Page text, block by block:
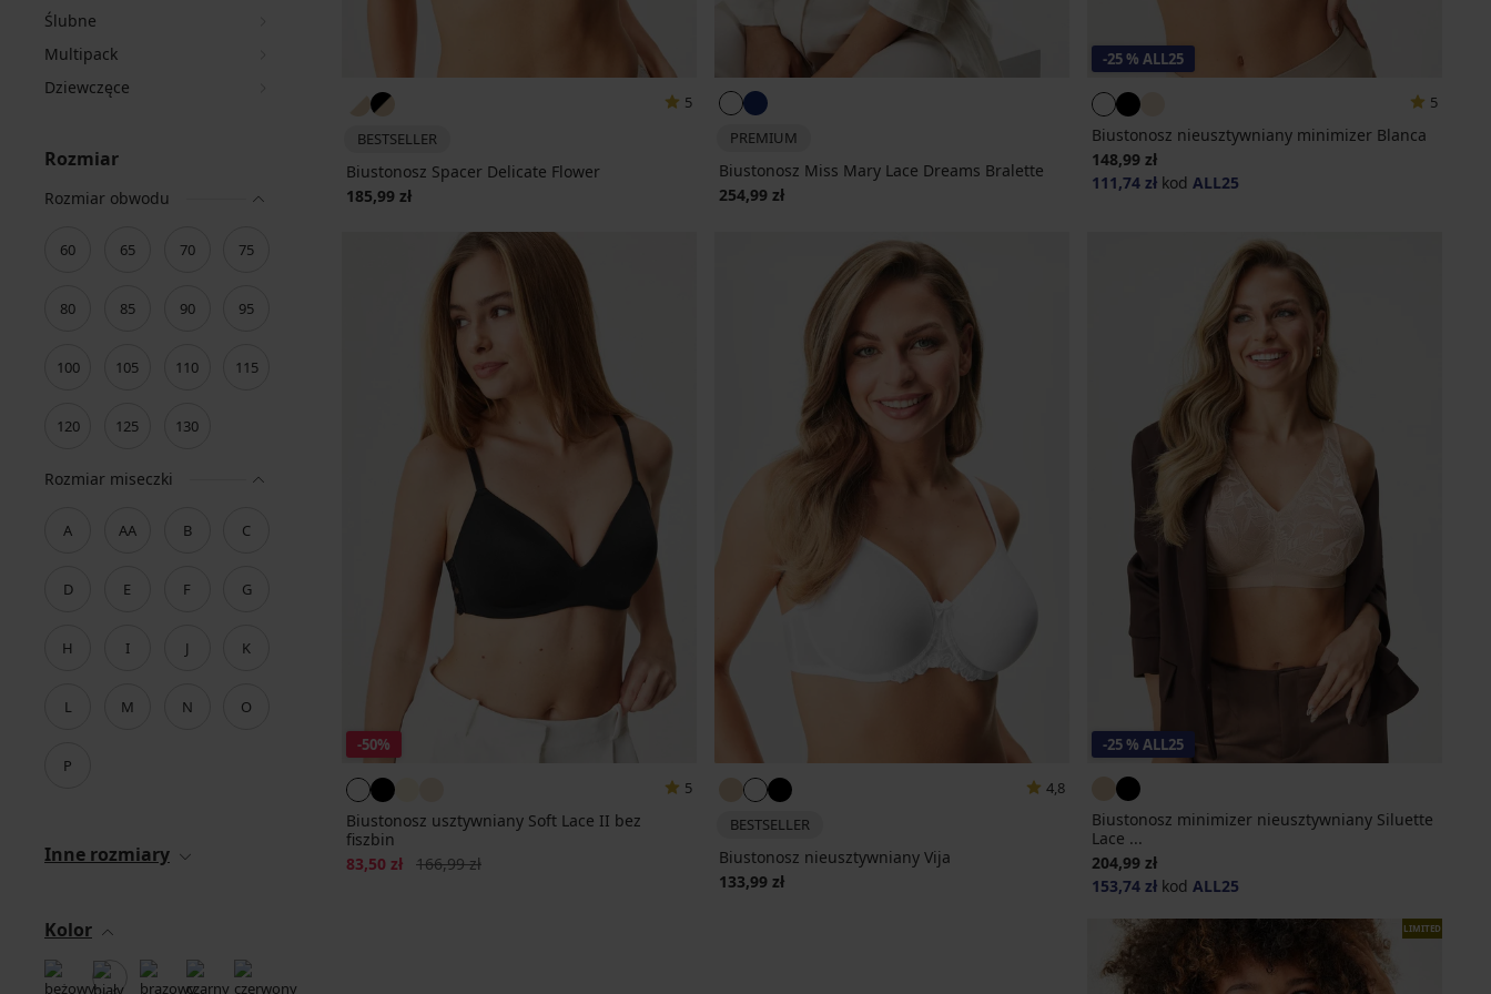
Ślubne
Multipack
Dziewczęce
Rozmiar
Rozmiar obwodu
60 65 70 75
80 85 90 95
100 105 110 115
120 125 130
Rozmiar miseczki
A AA B C
D E F G
H I J K
L M N O
P
Inne rozmiary
Kolor
5
BESTSELLER
Biustonosz Spacer Delicate Flower
185,99 zł
PREMIUM
Biustonosz Miss Mary Lace Dreams Bralette
254,99 zł
-25 % ALL25
5
Biustonosz nieusztywniany minimizer Blanca
148,99 zł
111,74 złkod ALL25
-50%
5
Biustonosz usztywniany Soft Lace II bez
fiszbin
Zniżka
83,50 zł Pierwotna cena
166,99 zł
4,8
BESTSELLER
Biustonosz nieusztywniany Vija
133,99 zł
-25 % ALL25
Biustonosz minimizer nieusztywniany Siluette
Lace ...
204,99 zł
153,74 złkod ALL25
LIMITED